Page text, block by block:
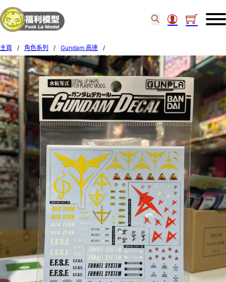
主頁 / 角色系列 / Gundam 高達
/
Bandai 1/100 MG水貼 #23 馬沙之反擊系列用 57493